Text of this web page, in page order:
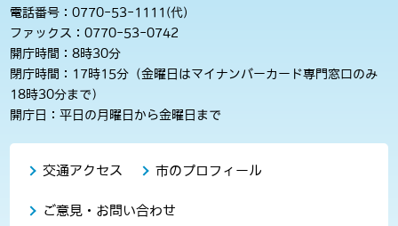
電話番号：0770-53-1111(代)
ファックス：0770-53-0742
開庁時間：8時30分
閉庁時間：17時15分（金曜日はマイナンバーカード専門窓口のみ
18時30分まで）
開庁日：平日の月曜日から金曜日まで
交通アクセス 市のプロフィール
ご意見・お問い合わせ